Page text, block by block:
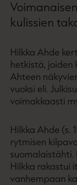
kulissien
Hilkka Ahde
hetkistä, joiden
Ahteen
vuoksi eli.
voimakkaasti
Hilkka Ahde (s.
rytmisen
suomalaistähti.
Hilkka rakastui
vanhempaan